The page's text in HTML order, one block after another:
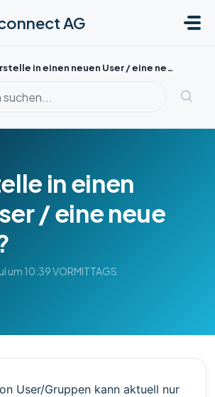
AG
in einen neuen User / eine neue Gruppe?
in einen
/ eine neue
um 10:39 VORMITTAGS
User/Gruppen kann aktuell nur